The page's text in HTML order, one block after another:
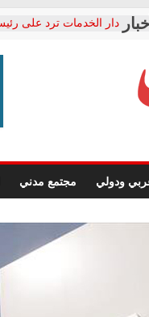
دار الخدمات ترد على
معاناة أصحاب
فرحات سليمان يكتب:
حزب التحالف الشعبي
صور .. اعتماد الرسومات
الوزاري لمدينة
إنشاء المبنى الإداري
متابعة قضية الدكتور
قرينة البراءة وضمانات
ودولي مجتمع مدني